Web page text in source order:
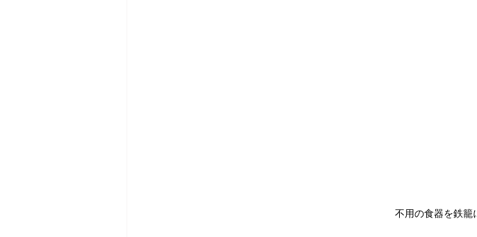
不用の食器を鉄籠